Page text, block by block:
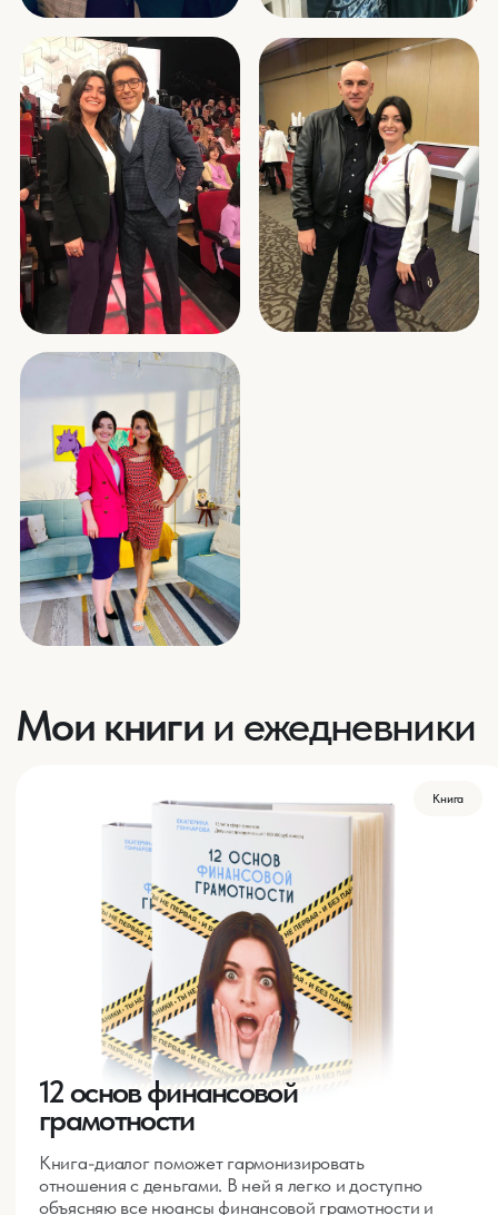
+ еще можно вернуть оплаченный
налог и получить вычет 550 тыс.
ПОСМОТРЕТЬ БОЛЬШЕ ОТЗЫВОВ И
Интервью и выступления
О деньгах с Екатериной
Варнавой | Жизнь в стиле VA
Связь денег: личных и в бизнесе |
Масштабный бизнес с Анной Павельевой
Про управление командой | Технопарк
Люби жизнь и людей, рискуй, проявляйся и
развивайся | Бизнес-клуб Delovar Барселона